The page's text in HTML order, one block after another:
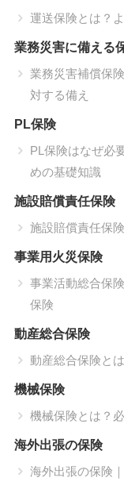
運送保険とは？
業務災害に備える
業務災害補償保
対する備え
PL保険
PL保険はなぜ必
めの基礎知識
施設賠償責任保険
施設賠償責任保
事業用火災保険
事業活動総合保
保険
動産総合保険
動産総合保険と
機械保険
機械保険とは？
海外出張の保険
海外出張の保険